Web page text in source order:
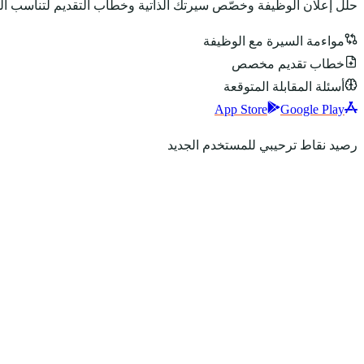
حلّل إعلان الوظيفة وخصّص سيرتك الذاتية وخطاب التقديم لتناسب
مواءمة السيرة مع الوظيفة
خطاب تقديم مخصص
أسئلة المقابلة المتوقعة
App Store
Google Play
رصيد نقاط ترحيبي للمستخدم الجديد